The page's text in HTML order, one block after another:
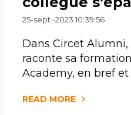
25-sept.-2023 10:39:56
Dans Circet
raconte sa
Academy, en bref
READ MORE